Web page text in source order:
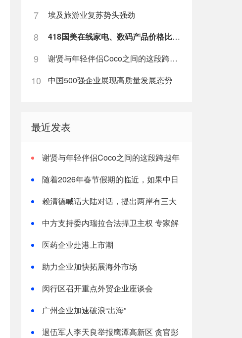
7 埃及旅游业复苏势头强劲
8 418国美在线家电、数码产品价格比某东低20%
9 谢贤与年轻伴侣Coco之间的这段跨越年龄的情感关系正式画上句点
10 中国500强企业展现高质量发展态势
最近发表
谢贤与年轻伴侣Coco之间的这段跨越年
随着2026年春节假期的临近，如果中日
赖清德喊话大陆对话，提出两岸有三大
中方支持委内瑞拉合法捍卫主权 专家解
医药企业赴港上市潮
助力企业加快拓展海外市场
闵行区召开重点外贸企业座谈会
广州企业加速破浪“出海”
退伍军人李天良举报鹰潭高新区 贪官彭